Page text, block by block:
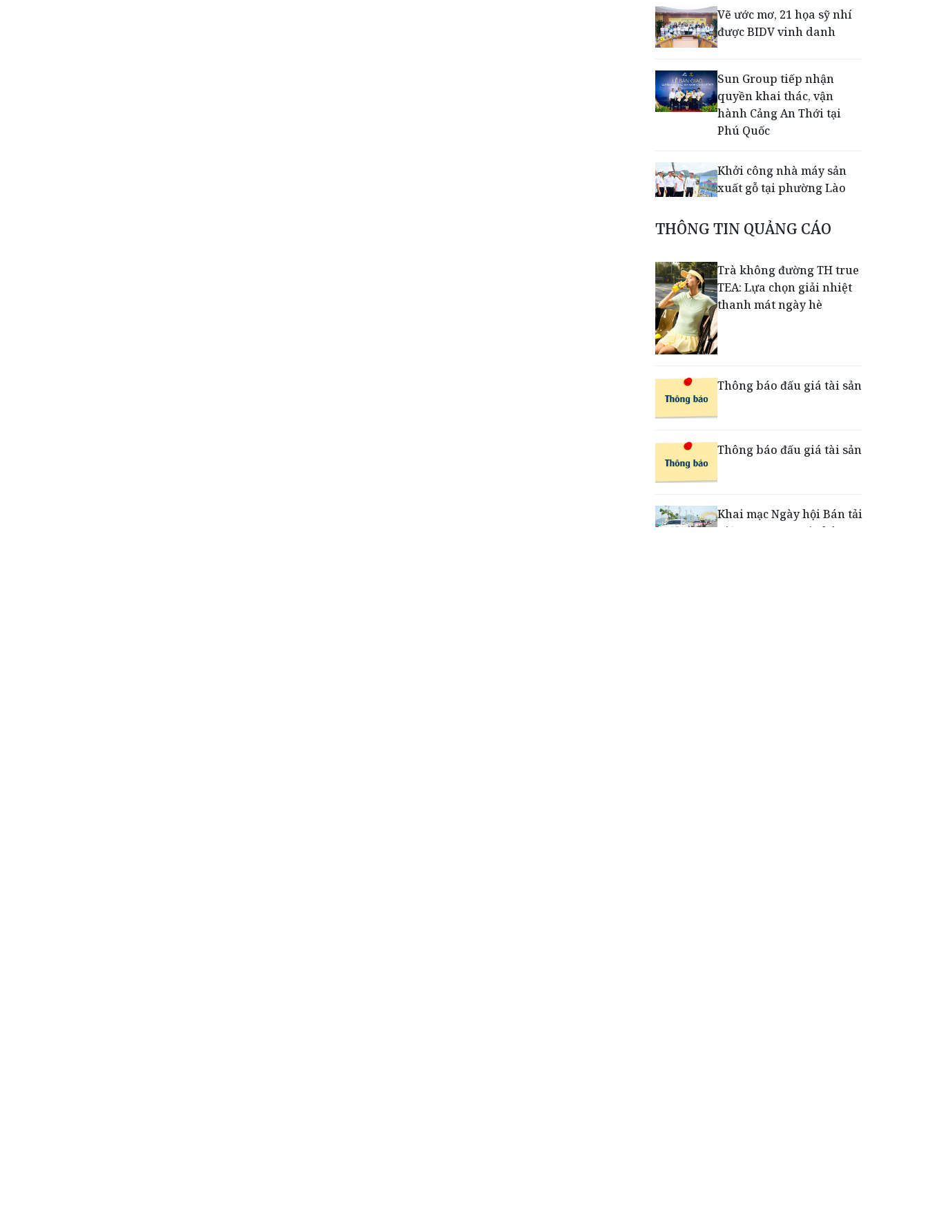
Vẽ ước mơ, 21 họa sỹ nhí
được BIDV vinh danh
Sun Group tiếp nhận
quyền khai thác, vận
hành Cảng An Thới tại
Phú Quốc
Khởi công nhà máy sản
xuất gỗ tại phường Lào
Thơ - Đà Lạt sau gần 6
năm
THÔNG TIN QUẢNG CÁO
Trà không đường TH true
TEA: Lựa chọn giải nhiệt
thanh mát ngày hè
Thông báo đấu giá tài sản
Thông báo đấu giá tài sản
Khai mạc Ngày hội Bán tải
Việt Nam 2026 tại Chân